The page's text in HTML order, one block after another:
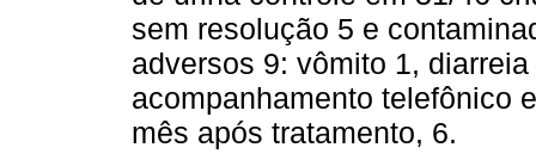
sem resolução 5 e
adversos 9: vômito 1,
acompanhamento telefônico
mês após tratamento, 6.